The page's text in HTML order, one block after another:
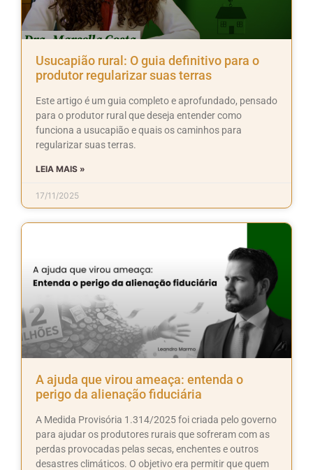
Usucapião rural: O guia definitivo para o
produtor regularizar suas terras
Este artigo é um guia completo e aprofundado, pensado
para o produtor rural que deseja entender como
funciona a usucapião e quais os caminhos para
regularizar suas terras.
LEIA MAIS »
17/11/2025
A ajuda que virou ameaça: entenda o
perigo da alienação fiduciária
A Medida Provisória 1.314/2025 foi criada pelo governo
para ajudar os produtores rurais que sofreram com as
perdas provocadas pelas secas, enchentes e outros
desastres climáticos. O objetivo era permitir que quem